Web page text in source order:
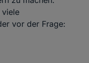
viele
vor der Frage: